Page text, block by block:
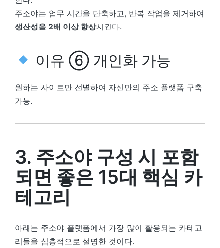
주소야는 업무 시간을 단축하고, 반복 작업을 제거하여
생산성을 2배 이상 향상시킨다.
이유 ⑥ 개인화 가능
원하는 사이트만 선별하여 자신만의 주소 플랫폼 구축
가능.
3. 주소야 구성 시 포함
되면 좋은 15대 핵심 카
테고리
아래는 주소야 플랫폼에서 가장 많이 활용되는 카테고
리들을 심층적으로 설명한 것이다.